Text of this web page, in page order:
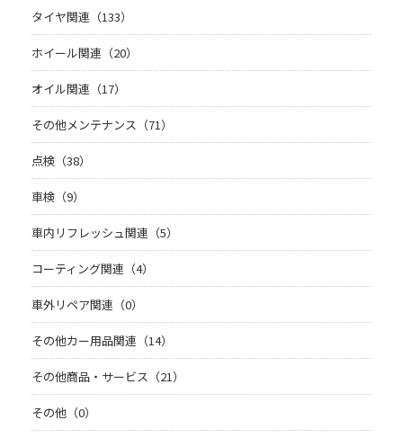
タイヤ関連（133）
ホイール関連（20）
オイル関連（17）
その他メンテナンス（71）
点検（38）
車検（9）
車内リフレッシュ関連（5）
コーティング関連（4）
車外リペア関連（0）
その他カー用品関連（14）
その他商品・サービス（21）
その他（0）